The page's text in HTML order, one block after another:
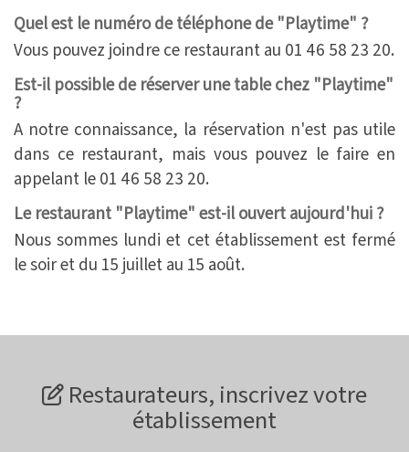
Quel est le numéro de téléphone de "Playtime" ?
Vous pouvez joindre ce restaurant au 01 46 58 23 20.
Est-il possible de réserver une table chez "Playtime"
?
A notre connaissance, la réservation n'est pas utile
dans ce restaurant, mais vous pouvez le faire en
appelant le 01 46 58 23 20.
Le restaurant "Playtime" est-il ouvert aujourd'hui ?
Nous sommes lundi et cet établissement est fermé
le soir et du 15 juillet au 15 août.
Restaurateurs, inscrivez votre
établissement